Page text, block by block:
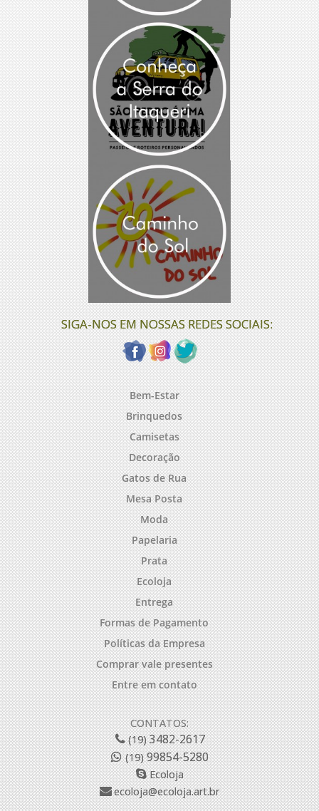
SIGA-NOS EM NOSSAS REDES SOCIAIS:
Bem-Estar
Brinquedos
Camisetas
Decoração
Gatos de Rua
Mesa Posta
Moda
Papelaria
Prata
Ecoloja
Entrega
Formas de Pagamento
Políticas da Empresa
Comprar vale presentes
Entre em contato
CONTATOS:
(19)3482-2617
(19)99854-5280
Ecoloja
ecoloja@ecoloja.art.br